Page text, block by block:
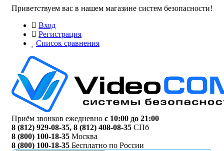
Приветствуем вас в нашем магазине систем безопасности!
Вход
Регистрация
Список сравнения
Приём звонков ежедневно с 10:00 до 21:00
8 (812) 929-08-35, 8 (812) 408-08-35 СПб
8 (800) 100-18-35 Москва
8 (800) 100-18-35 Бесплатно по России